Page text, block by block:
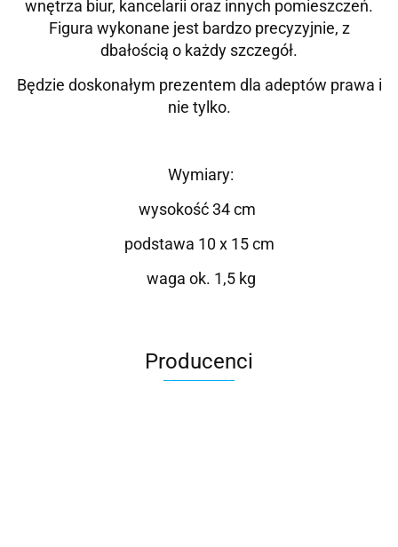
wnętrza biur, kancelarii oraz innych pomieszczeń.
Figura wykonane jest bardzo precyzyjnie, z
dbałością o każdy szczegół.
Będzie doskonałym prezentem dla adeptów prawa i
nie tylko.
Wymiary:
wysokość 34 cm
podstawa 10 x 15 cm
waga ok. 1,5 kg
Producenci